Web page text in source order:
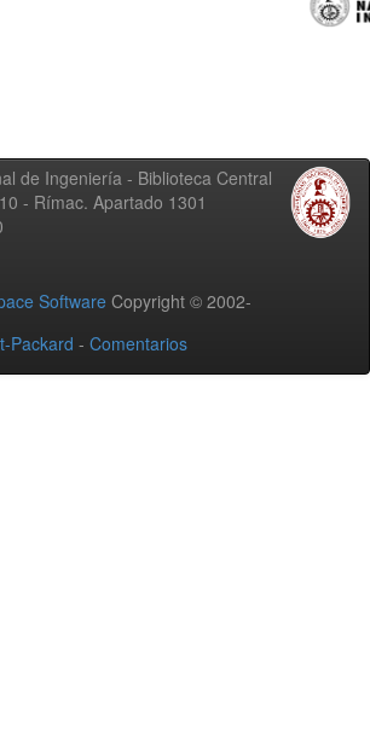
de Ingeniería - Biblioteca Central
- Rímac. Apartado 1301
Software Copyright © 2002-
Packard - Comentarios